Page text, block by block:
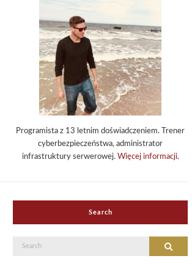
Programista z 13 letnim doświadczeniem. Trener
cyberbezpieczeństwa, administrator
infrastruktury serwerowej. Więcej informacji.
Search
Search
Search